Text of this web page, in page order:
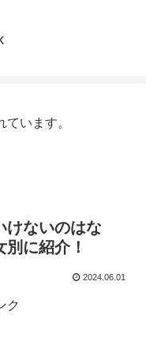
います。
けないのはな
に紹介！
2024.06.01
ク